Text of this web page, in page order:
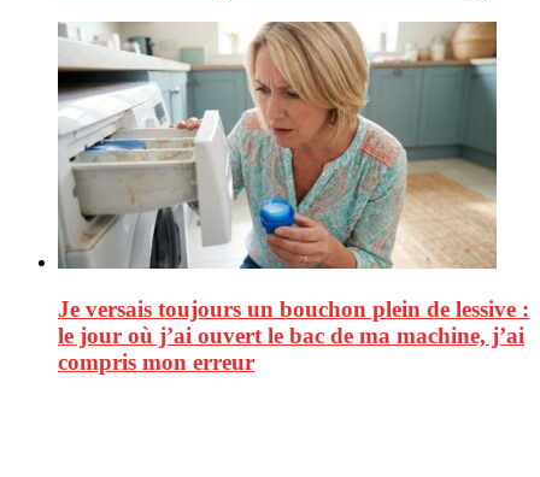
Je versais toujours un bouchon plein de lessive :
le jour où j’ai ouvert le bac de ma machine, j’ai
compris mon erreur